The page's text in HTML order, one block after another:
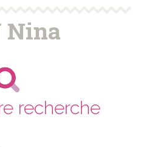
Nina
recherche